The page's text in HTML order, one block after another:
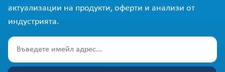
актуализации на продукти, оферти и анализи от
индустрията.